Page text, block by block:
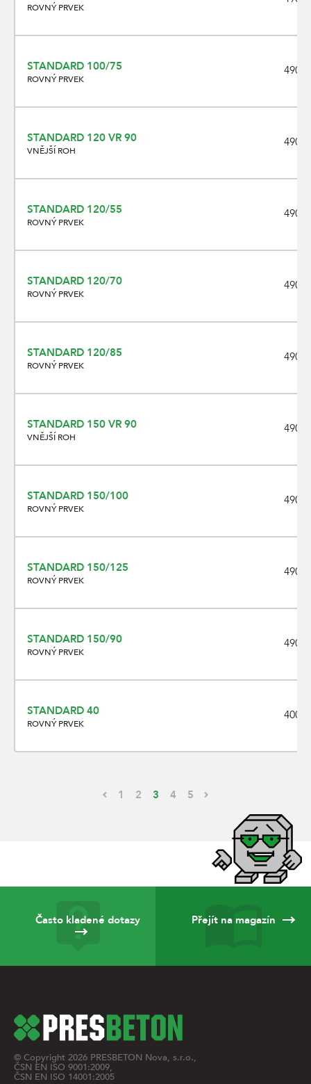
ROVNÝ PRVEK
STANDARD 100/75
ROVNÝ PRVEK
490 x
STANDARD 120 VR 90
VNĚJŠÍ ROH
490 x
STANDARD 120/55
ROVNÝ PRVEK
490 x
STANDARD 120/70
ROVNÝ PRVEK
490 x
STANDARD 120/85
ROVNÝ PRVEK
490 x
STANDARD 150 VR 90
VNĚJŠÍ ROH
490 x
STANDARD 150/100
ROVNÝ PRVEK
490 x
STANDARD 150/125
ROVNÝ PRVEK
490 x
STANDARD 150/90
ROVNÝ PRVEK
490 x
STANDARD 40
ROVNÝ PRVEK
400 x
1 2 3 4 5
Často kladené dotazy Přejít na magazín
© Copyright 2026 PRESBETON Nova, s.r.o.,
ČSN EN ISO 9001:2009,
ČSN EN ISO 14001:2005